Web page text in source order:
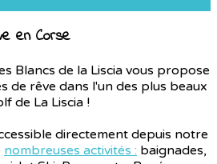
en Corse
Blancs de la Liscia vous propose
de rêve dans l'un des plus beaux
de La Liscia !
directement depuis notre
nombreuses activités : baignades,